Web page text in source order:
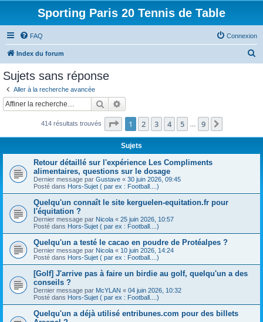
Sporting Paris 20 Tennis de Table
FAQ Connexion
Index du forum
c
Sujets sans réponse
Aller à la recherche avancée
Rechercher
414 résultats trouvés Page 1sur9
1 2 3 4 5 9
Sujets
Retour détaillé sur l'expérience Les Compliments
alimentaires, questions sur le dosage
Dernier message par Gustave « 30 juin 2026, 09:45
Posté dans Hors-Sujet ( par ex : Football....)
Quelqu'un connaît le site kerguelen-equitation.fr pour
l'équitation ?
Dernier message par Nicola « 25 juin 2026, 10:57
Posté dans Hors-Sujet ( par ex : Football....)
Quelqu'un a testé le cacao en poudre de Protéalpes ?
Dernier message par Nicola « 10 juin 2026, 14:24
Posté dans Hors-Sujet ( par ex : Football....)
[Golf] J'arrive pas à faire un birdie au golf, quelqu'un a des
conseils ?
Dernier message par McYLAN « 04 juin 2026, 10:32
Posté dans Hors-Sujet ( par ex : Football....)
Quelqu'un a déjà utilisé entribunes.com pour des billets